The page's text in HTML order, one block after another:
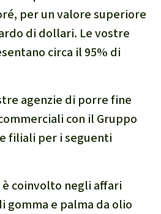
per un valore superiore
di dollari. Le vostre
circa il 95% di
agenzie di porre fine
con il Gruppo
filiali per i seguenti
coinvolto negli affari
gomma e palma da olio